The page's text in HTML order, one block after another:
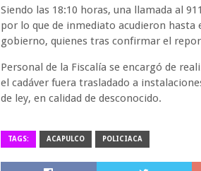
Siendo las 18:10 horas, una llamada al
por lo que de inmediato acudieron
gobierno, quienes tras confirmar el
Personal de la Fiscalía se encargó de
el cadáver fuera trasladado a
de ley, en calidad de desconocido.
TAGS: ACAPULCO POLICIACA